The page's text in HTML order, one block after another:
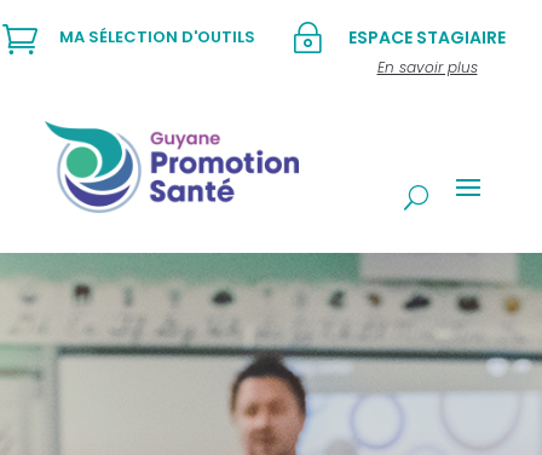
~ ESPACE STAGIAIRE
En savoir plus
 MA SÉLECTION D'OUTILS